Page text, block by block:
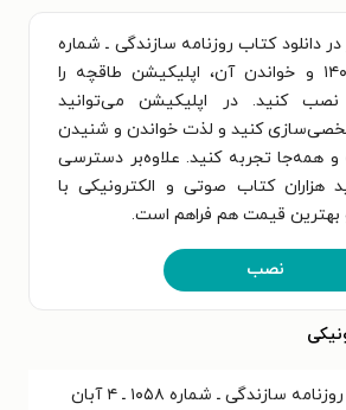
در دانلود کتاب روزنامه سازندگی ـ شماره
۱۰۵۸ ـ ۴ آبان ۱۴۰۰ و خواندن آن، اپلیکیشن طاقچه را
نصب کنید. در اپلیکیشن می‌توانید
کنید و لذت خواندن و شنیدن
همه‌جا تجربه کنید. علاوه‌بر دسترسی
هزاران کتاب صوتی و الکترونیکی با
بهترین قیمت هم فراهم است.
نصب
روزنامه سازندگی ـ شماره ۱۰۵۸ ـ ۴ آبان